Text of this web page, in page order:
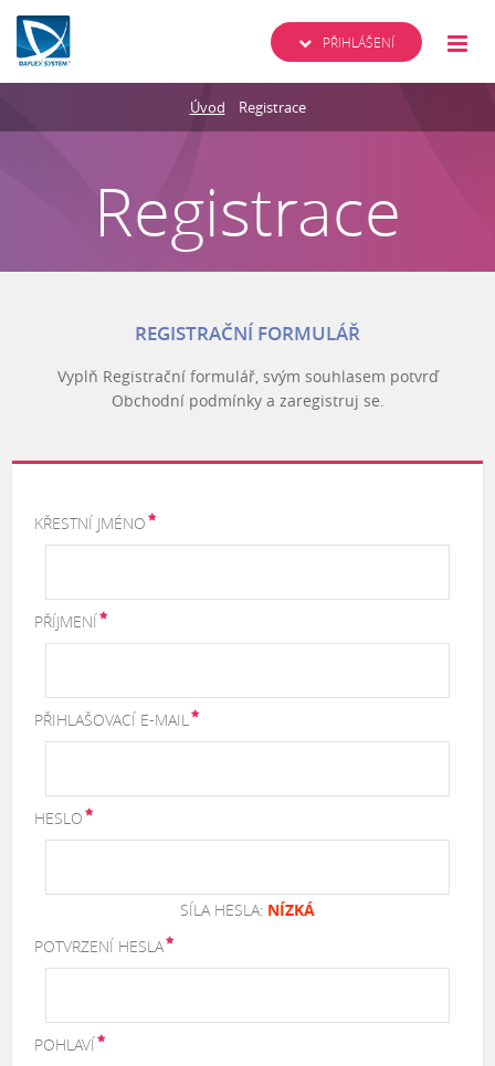
PŘIHLÁŠENÍ
Úvod Registrace
Registrace
REGISTRAČNÍ FORMULÁŘ
Vyplň Registrační formulář, svým souhlasem potvrď
Obchodní podmínky a zaregistruj se.
KŘESTNÍ JMÉNO
PŘÍJMENÍ
PŘIHLAŠOVACÍ E-MAIL
HESLO
SÍLA HESLA: NÍZKÁ
POTVRZENÍ HESLA
POHLAVÍ